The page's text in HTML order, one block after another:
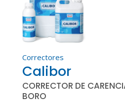
Correctores
Calibor
CORRECTOR DE
BORO